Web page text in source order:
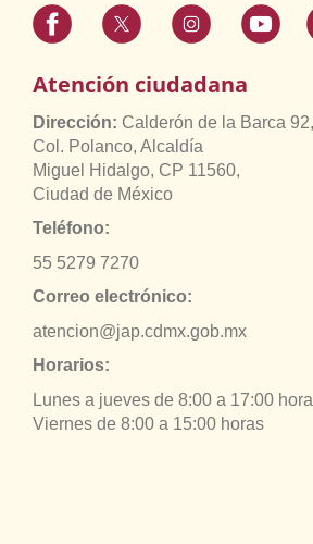
Atención ciudadana
Dirección: Calderón de la Barca 92,
Col. Polanco, Alcaldía
Miguel Hidalgo, CP 11560,
Ciudad de México
Teléfono:
55 5279 7270
Correo electrónico:
atencion@jap.cdmx.gob.mx
Horarios:
Lunes a jueves de 8:00 a 17:00
Viernes de 8:00 a 15:00 horas